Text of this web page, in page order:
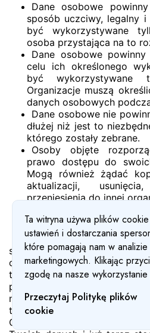
Dane osobowe
sposób uczciwy, legalny
być wykorzystywane
osoba przystająca na to
Dane osobowe
celu ich określonego
być
Organizacje muszą
danych osobowych
Dane osobowe nie
dłużej niż jest to
którego zostały zebrane.
Osoby objęte
prawo dostępu do
Mogą również żądać
aktualizacji,
przeniesienia do innej
Dlaczego
GDPR wprowadza
sposobu, w jaki firmy
osób, których dane zbierają
także stawkę w zakresie
poprzez zwiększenie
nakładanie większych kar za
to po prostu słuszna
Cosmosweet wierzymy w
Ta witryna używa plików
ustawień i dostarczania
które pomagają nam w analizie
marketingowych. Klikając
zgodę na nasze
Przeczytaj Politykę plików
cookie